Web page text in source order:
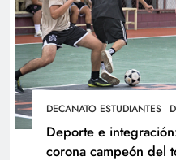
DECANATO ESTUDIANTES
Deporte e
corona campeón del